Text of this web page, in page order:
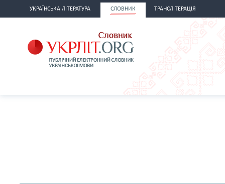
УКРАЇНСЬКА ЛІТЕРАТУРА СЛОВНИК ТРАНСЛІТЕРАЦІЯ